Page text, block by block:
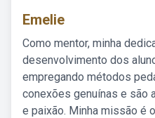
Emelie
Como mentor, minha
desenvolvimento dos
empregando métodos
conexões genuínas e são
e paixão. Minha missão é